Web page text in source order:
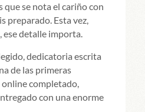
que se nota el cariño con
preparado. Esta vez,
ese detalle importa.
dedicatoria escrita
de las primeras
completado,
con una enorme